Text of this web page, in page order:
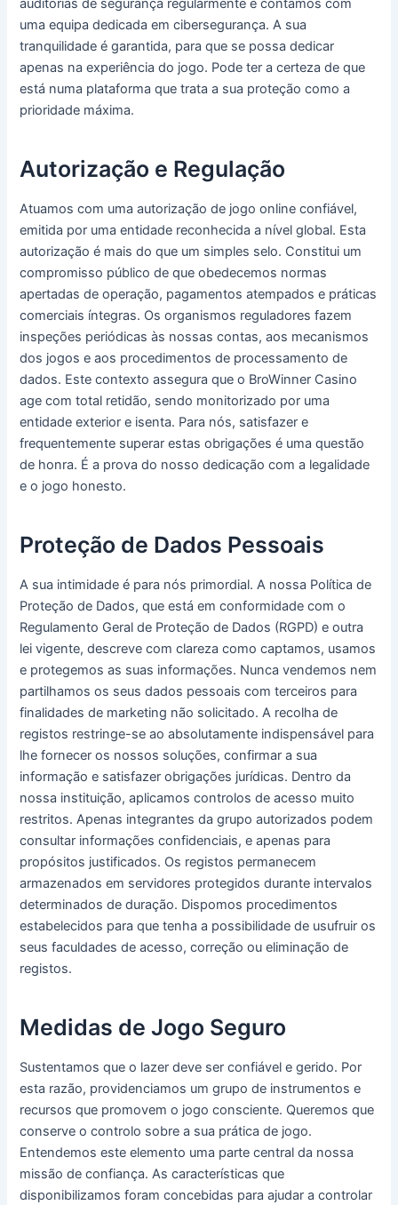
auditorias de segurança regularmente e contamos com
uma equipa dedicada em cibersegurança. A sua
tranquilidade é garantida, para que se possa dedicar
apenas na experiência do jogo. Pode ter a certeza de que
está numa plataforma que trata a sua proteção como a
prioridade máxima.
Autorização e Regulação
Atuamos com uma autorização de jogo online confiável,
emitida por uma entidade reconhecida a nível global. Esta
autorização é mais do que um simples selo. Constitui um
compromisso público de que obedecemos normas
apertadas de operação, pagamentos atempados e práticas
comerciais íntegras. Os organismos reguladores fazem
inspeções periódicas às nossas contas, aos mecanismos
dos jogos e aos procedimentos de processamento de
dados. Este contexto assegura que o BroWinner Casino
age com total retidão, sendo monitorizado por uma
entidade exterior e isenta. Para nós, satisfazer e
frequentemente superar estas obrigações é uma questão
de honra. É a prova do nosso dedicação com a legalidade
e o jogo honesto.
Proteção de Dados Pessoais
A sua intimidade é para nós primordial. A nossa Política de
Proteção de Dados, que está em conformidade com o
Regulamento Geral de Proteção de Dados (RGPD) e outra
lei vigente, descreve com clareza como captamos, usamos
e protegemos as suas informações. Nunca vendemos nem
partilhamos os seus dados pessoais com terceiros para
finalidades de marketing não solicitado. A recolha de
registos restringe-se ao absolutamente indispensável para
lhe fornecer os nossos soluções, confirmar a sua
informação e satisfazer obrigações jurídicas. Dentro da
nossa instituição, aplicamos controlos de acesso muito
restritos. Apenas integrantes da grupo autorizados podem
consultar informações confidenciais, e apenas para
propósitos justificados. Os registos permanecem
armazenados em servidores protegidos durante intervalos
determinados de duração. Dispomos procedimentos
estabelecidos para que tenha a possibilidade de usufruir os
seus faculdades de acesso, correção ou eliminação de
registos.
Medidas de Jogo Seguro
Sustentamos que o lazer deve ser confiável e gerido. Por
esta razão, providenciamos um grupo de instrumentos e
recursos que promovem o jogo consciente. Queremos que
conserve o controlo sobre a sua prática de jogo.
Entendemos este elemento uma parte central da nossa
missão de confiança. As características que
disponibilizamos foram concebidas para ajudar a controlar